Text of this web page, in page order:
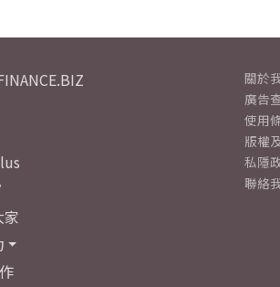
家
關於
廣告
使用
版權
私隱
聯絡